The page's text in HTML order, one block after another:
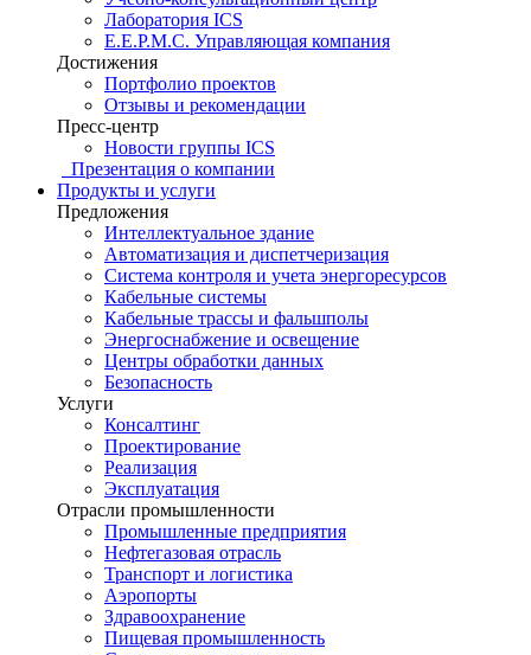
Лаборатория ICS
E.E.P.M.C. Управляющая компания
Достижения
Портфолио проектов
Отзывы и рекомендации
Пресс-центр
Новости группы ICS
Презентация о компании
Продукты и услуги
Предложения
Интеллектуальное здание
Автоматизация и диспетчеризация
Система контроля и учета энергоресурсов
Кабельные системы
Кабельные трассы и фальшполы
Энергоснабжение и освещение
Центры обработки данных
Безопасность
Услуги
Консалтинг
Проектирование
Реализация
Эксплуатация
Отрасли промышленности
Промышленные предприятия
Нефтегазовая отрасль
Транспорт и логистика
Аэропорты
Здравоохранение
Пищевая промышленность